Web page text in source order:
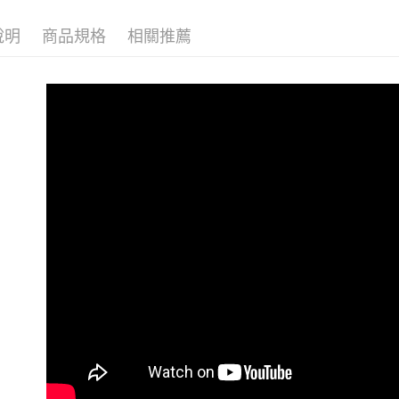
明 商品規格 相關推薦